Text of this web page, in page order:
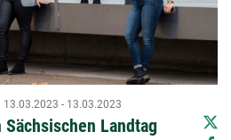
Sächsischen Landtag
13.03.2023 - 13.03.2023